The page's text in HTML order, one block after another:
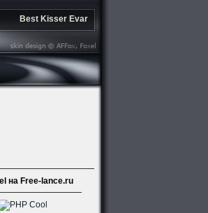
Best Kisser Evar